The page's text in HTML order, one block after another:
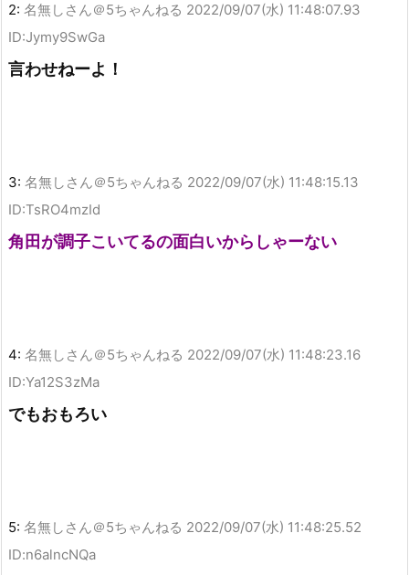
2: 名無しさん＠5ちゃんねる 2022/09/07(水) 11:48:07.93
ID:Jymy9SwGa
言わせねーよ！
3: 名無しさん＠5ちゃんねる 2022/09/07(水) 11:48:15.13
ID:TsRO4mzId
角田が調子こいてるの面白いからしゃーない
4: 名無しさん＠5ちゃんねる 2022/09/07(水) 11:48:23.16
ID:Ya12S3zMa
でもおもろい
5: 名無しさん＠5ちゃんねる 2022/09/07(水) 11:48:25.52
ID:n6alncNQa